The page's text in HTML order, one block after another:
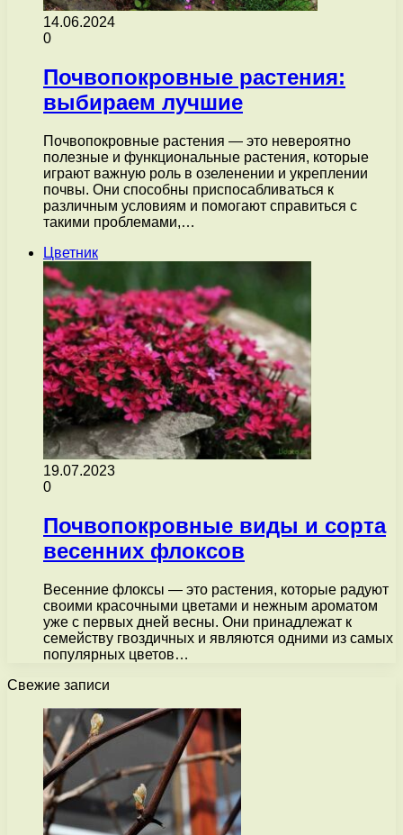
14.06.2024
0
Почвопокровные растения:
выбираем лучшие
Почвопокровные растения — это невероятно
полезные и функциональные растения, которые
играют важную роль в озеленении и укреплении
почвы. Они способны приспосабливаться к
различным условиям и помогают справиться с
такими проблемами,…
Цветник
19.07.2023
0
Почвопокровные виды и сорта
весенних флоксов
Весенние флоксы — это растения, которые радуют
своими красочными цветами и нежным ароматом
уже с первых дней весны. Они принадлежат к
семейству гвоздичных и являются одними из самых
популярных цветов…
Свежие записи